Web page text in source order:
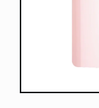
Media